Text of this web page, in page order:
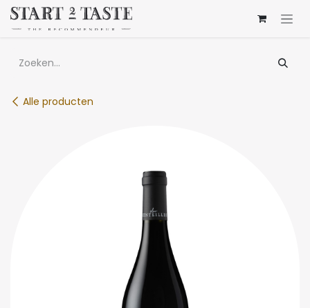
Overslaan naar inhoud
Alle producten